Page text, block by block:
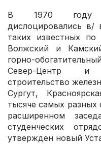
В 1970 году
дислоцировались в/
таких известных по
Волжский и
горно-
Север-Центр и
строительство
Сургут,
тысяче самых разных
расширенном
студенческих
утвержден новый